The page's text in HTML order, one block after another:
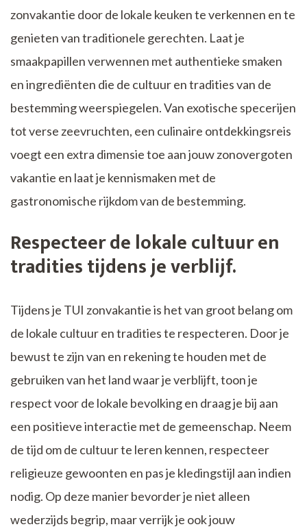
zonvakantie door de lokale keuken te verkennen en te
genieten van traditionele gerechten. Laat je
smaakpapillen verwennen met authentieke smaken
en ingrediënten die de cultuur en tradities van de
bestemming weerspiegelen. Van exotische specerijen
tot verse zeevruchten, een culinaire ontdekkingsreis
voegt een extra dimensie toe aan jouw zonovergoten
vakantie en laat je kennismaken met de
gastronomische rijkdom van de bestemming.
Respecteer de lokale cultuur en
tradities tijdens je verblijf.
Tijdens je TUI zonvakantie is het van groot belang om
de lokale cultuur en tradities te respecteren. Door je
bewust te zijn van en rekening te houden met de
gebruiken van het land waar je verblijft, toon je
respect voor de lokale bevolking en draag je bij aan
een positieve interactie met de gemeenschap. Neem
de tijd om de cultuur te leren kennen, respecteer
religieuze gewoonten en pas je kledingstijl aan indien
nodig. Op deze manier bevorder je niet alleen
wederzijds begrip, maar verrijk je ook jouw